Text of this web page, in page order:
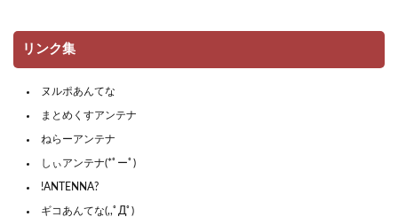
リンク集
ヌルポあんてな
まとめくすアンテナ
ねらーアンテナ
しぃアンテナ(*ﾟーﾟ)
!ANTENNA?
ギコあんてな(,,ﾟДﾟ)